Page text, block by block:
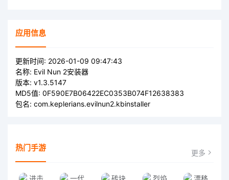
应用信息
更新时间: 2026-01-09 09:47:43
名称: Evil Nun 2安装器
版本: v1.3.5147
MD5值: 0F590E7B06422EC0353B074F12638383
包名: com.keplerians.evilnun2.kbinstaller
热门手游 更多